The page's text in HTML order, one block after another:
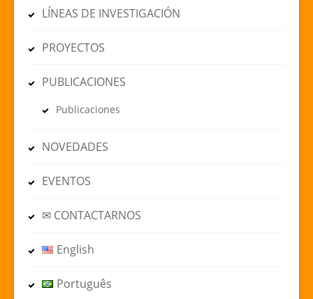
LÍNEAS DE INVESTIGACIÓN
PROYECTOS
PUBLICACIONES
Publicaciones
NOVEDADES
EVENTOS
✉ CONTACTARNOS
English
Português